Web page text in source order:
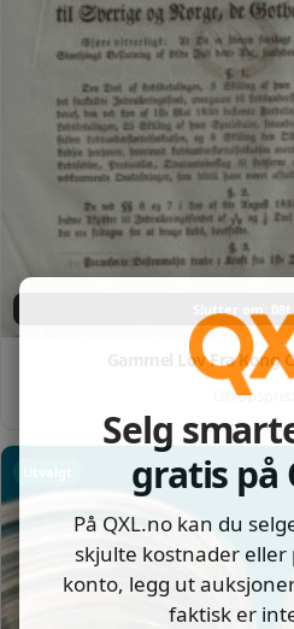
Slutter om: 08t
Gammel Lov Fra Kong
Utropspris:
Utvalgt
Selg
gratis på
På QXL.no kan du
skjulte kostnader
konto, legg ut
faktisk er